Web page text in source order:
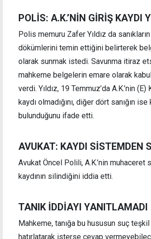
POLİS: A.K.’NİN GİRİŞ KAYDI
Polis memuru Zafer Yıldız da
dökümlerini temin ettiğini belirterek
olarak sunmak istedi. Savunma itiraz
mahkeme belgelerin emare olarak
verdi. Yıldız, 19 Temmuz’da A.K.’nin (E)
kaydı olmadığını, diğer dört sanığın ise
bulunduğunu ifade etti.
AVUKAT: KAYDI SİSTEMDEN
Avukat Öncel Polili, A.K.’nin muhaceret
kaydının silindiğini iddia etti.
TANIK İDDİAYI YANITLAMADI
Mahkeme, tanığa bu hususun suç
hatırlatarak isterse cevap